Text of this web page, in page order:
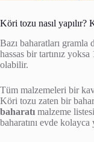
Köri tozu nasıl yapılır?
Bazı baharatları
hassas bir tartınız
olabilir.
Tüm malzemeleri bir
Köri tozu zaten bir
baharatı malzeme
baharatını evde kolayca